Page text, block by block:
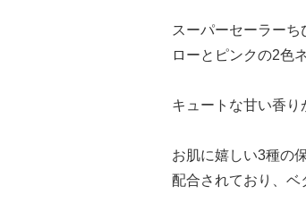
スーパーセーラー
ローとピンクの2色
キュートな甘い香り
お肌に嬉しい3種の
配合されており、ベ